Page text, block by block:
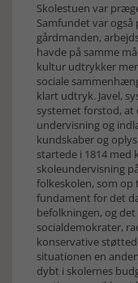
Skolestuen var
Samfundet var
gårdmanden,
havde på samme
kultur udtrykker
sociale
klart udtryk. Javel,
systemet forstod, at
undervisning og
kundskaber og
startede i 1814 med
skoleundervisning
folkeskolen, som
fundament for det
befolkningen, og
socialdemokrater,
konservative
situationen en
dybt i skolernes